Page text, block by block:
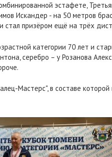
эстафете,
Искандер - на 50 метров
стал призёром ещё на трёх
категории 70 лет и
серебро – у Розанова
Мастерс", в составе которой